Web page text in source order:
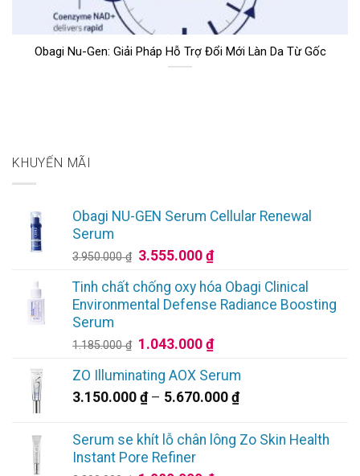
Obagi Nu-Gen: Giải Pháp Hỗ Trợ Đổi Mới Làn Da Từ Gốc
KHUYẾN MÃI
Obagi NU-GEN Serum Cellular Renewal
Serum
3.950.000₫ Giá
là:
3.950.000 ₫.
3.555.000₫Giá
tại
là:
Tinh chất chống oxy hóa Obagi Clinical
Environmental Defense Radiance Boosting
Serum
1.185.000₫ Giá
là:
1.185.000 ₫.
1.043.000₫Giá
tại
là:
ZO Illuminating AOX Serum
3.150.000 ₫ – 5.670.000 ₫Khoảng
từ
Serum se khít lỗ chân lông Zo Skin Health
Instant Pore Refiner